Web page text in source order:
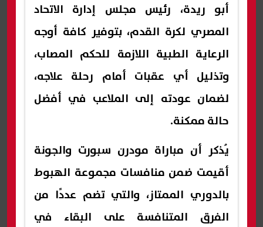
أبو ريدة، رئيس مجلس إدارة الاتحاد
المصري لكرة القدم، بتوفير كافة أوجه
الرعاية الطبية اللازمة للحكم المصاب،
وتذليل أي عقبات أمام رحلة علاجه،
لضمان عودته إلى الملاعب في أفضل
حالة ممكنة.
يُذكر أن مباراة مودرن سبورت والجونة
أقيمت ضمن منافسات مجموعة الهبوط
بالدوري الممتاز، والتي تضم عددًا من
الفرق المتنافسة على البقاء في